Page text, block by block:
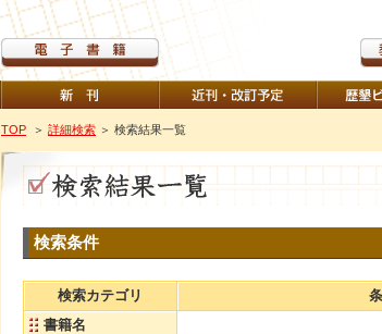
TOP ＞ 詳細検索 ＞ 検索結果一覧
検索条件
検索カテゴリ
書籍名